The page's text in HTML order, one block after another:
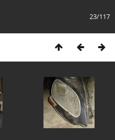
23/117